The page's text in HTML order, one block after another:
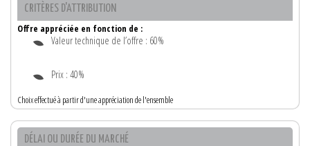
CRITÈRES D'ATTRIBUTION
Offre appréciée en fonction de :
Valeur technique de l’offre : 60%
Prix : 40%
Choix effectué à partir d'une appréciation de l'ensemble
DÉLAI OU DURÉE DU MARCHÉ